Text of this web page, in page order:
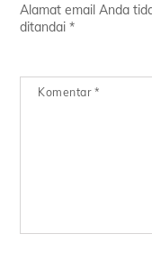
Alamat email Anda
ditandai*
Komentar *